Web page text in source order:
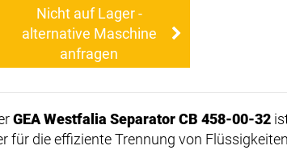
Nicht auf Lager -
alternative Maschine
anfragen
GEA Westfalia Separator CB 458-00-32
für die effiziente Trennung von